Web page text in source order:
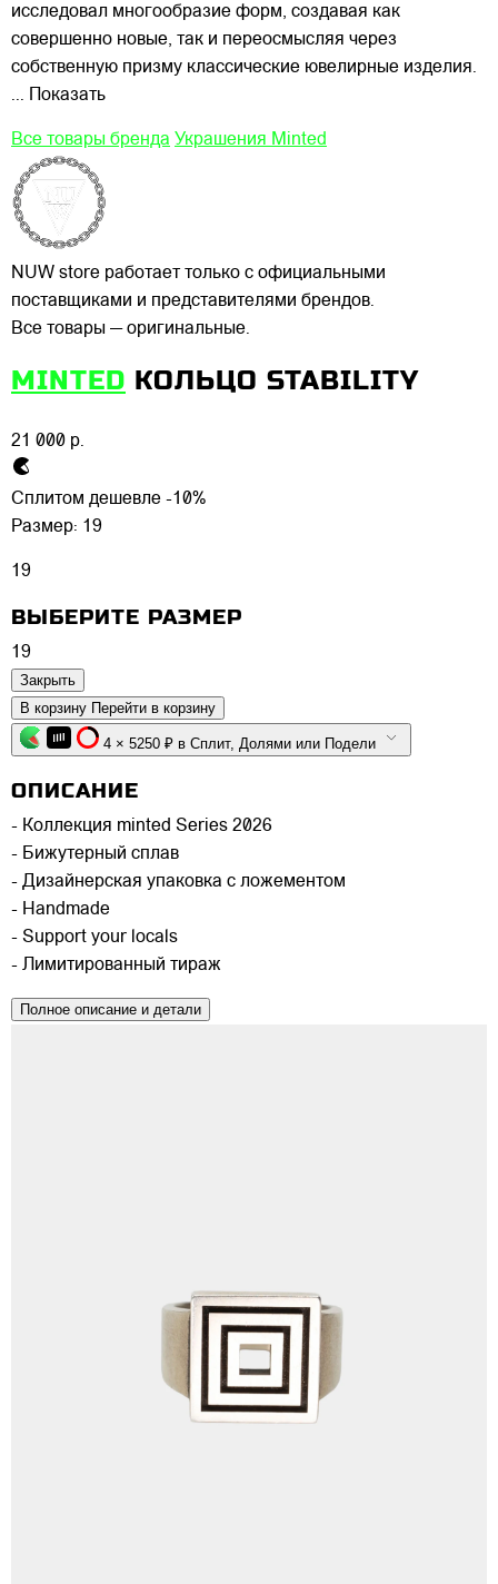
исследовал многообразие форм, создавая как
совершенно новые, так и переосмысляя через
собственную призму классические ювелирные изделия.
... Показать
Все товары бренда Украшения Minted
NUW store работает только с официальными
поставщиками и представителями брендов.
Все товары — оригинальные.
MINTED КОЛЬЦО STABILITY
21 000 р.
Сплитом дешевле -10%
Размер: 19
19
ВЫБЕРИТЕ РАЗМЕР
19
Закрыть
В корзину Перейти в корзину
4 × 5250 ₽ в Сплит, Долями или Подели
ОПИСАНИЕ
- Коллекция minted Series 2026
- Бижутерный сплав
- Дизайнерская упаковка с ложементом
- Handmade
- Support your locals
- Лимитированный тираж
Полное описание и детали